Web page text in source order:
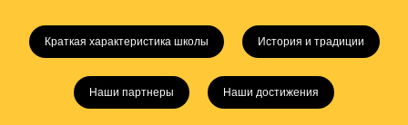
Краткая характеристика школы История и традиции
Наши партнеры Наши достижения